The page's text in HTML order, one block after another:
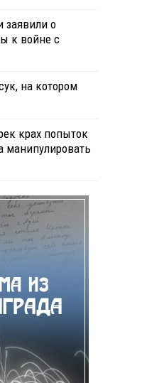
о
к войне с
на котором
крах попыток
манипулировать